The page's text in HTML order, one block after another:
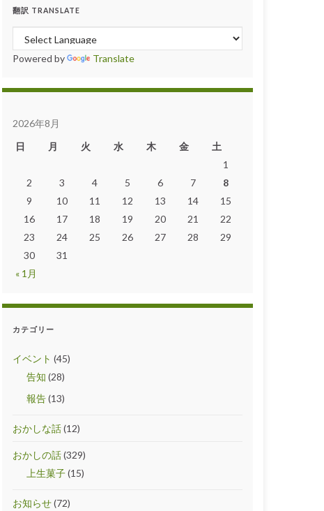
翻訳 TRANSLATE
Powered by Translate
2026年8月
日
月 火 水 木 金 土
« 1月
1
2
3 4 5 6 7
8
9
10 11 12 13 14
15
16
17 18 19 20 21
22
23
24 25 26 27 28
29
30
31
カテゴリー
イベント (45)
告知 (28)
報告(13)
おかしな話(12)
おかしの話(329)
上生菓子(15)
お知らせ(72)